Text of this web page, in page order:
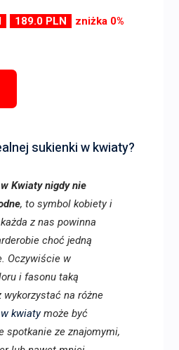
189.0 PLN zniżka 0%
sukienki w kwiaty?
Kwiaty nigdy nie
, to symbol kobiety i
z nas powinna
choć jedną
Oczywiście w
i fasonu taką
wykorzystać na różne
kwiatymoże być
spotkanie ze znajomymi,